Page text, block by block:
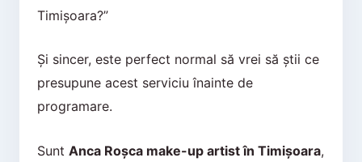
Timișoara?”
Și sincer, este perfect normal să vrei să știi ce
presupune acest serviciu înainte de
programare.
Sunt Anca Roșca make-up artist în Timișoara,